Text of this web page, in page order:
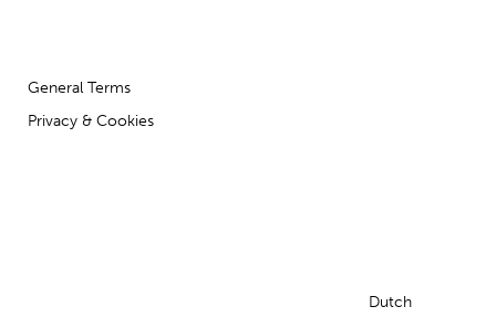
General Terms
Privacy & Cookies
Dutch